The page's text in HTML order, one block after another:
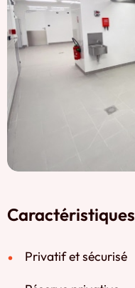
Caractéristiques
Privatif et sécurisé